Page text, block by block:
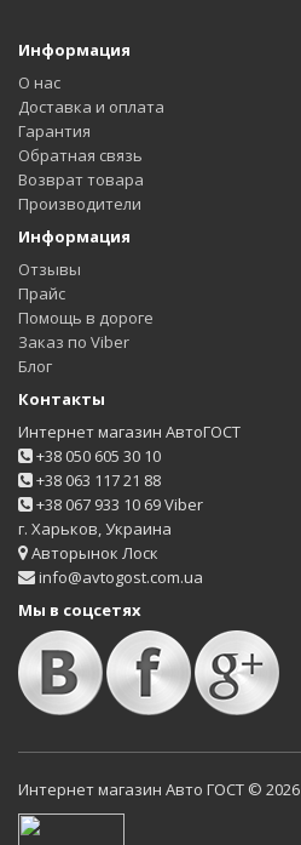
Информация
О нас
Доставка и оплата
Гарантия
Обратная связь
Возврат товара
Производители
Информация
Отзывы
Прайс
Помощь в дороге
Заказ по Viber
Блог
Контакты
Интернет магазин АвтоГОСТ
+38 050 605 30 10
+38 063 117 21 88
+38 067 933 10 69 Viber
г. Харьков, Украина
Авторынок Лоск
info@avtogost.com.ua
Мы в соцсетях
Интернет магазин Авто ГОСТ © 2026